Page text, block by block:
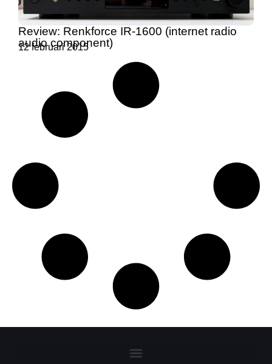
Review: Renkforce IR-1600 (internet radio
audio component)
12 februari 2015